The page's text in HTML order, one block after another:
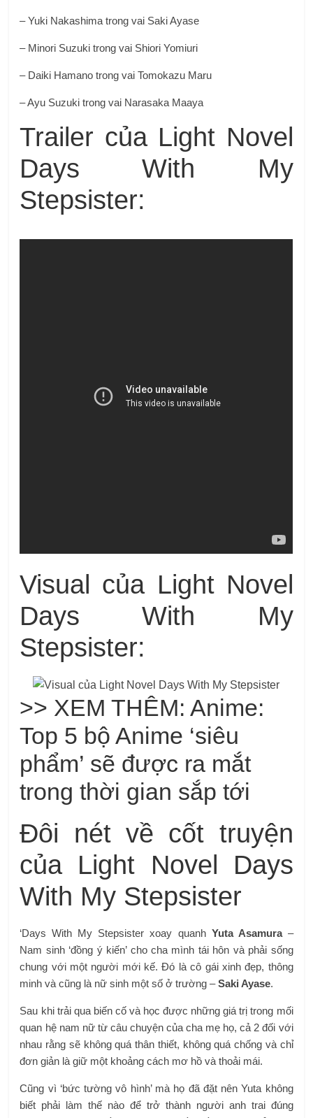
– Yuki Nakashima trong vai Saki Ayase
– Minori Suzuki trong vai Shiori Yomiuri
– Daiki Hamano trong vai Tomokazu Maru
– Ayu Suzuki trong vai Narasaka Maaya
Trailer của Light Novel
Days With My
Stepsister:
Visual của Light Novel
Days With My
Stepsister:
>> XEM THÊM: Anime:
Top 5 bộ Anime ‘siêu
phẩm’ sẽ được ra mắt
trong thời gian sắp tới
Đôi nét về cốt truyện
của Light Novel Days
With My Stepsister
‘Days With My Stepsister xoay quanh Yuta Asamura–
Nam sinh ‘đồng ý kiến’ cho cha mình tái hôn và phải sống
chung với một người mới kế. Đó là cô gái xinh đẹp, thông
minh và cũng là nữ sinh một số ở trường –Saki Ayase.
Sau khi trải qua biến cố và học được những giá trị trong mối
quan hệ nam nữ từ câu chuyện của cha mẹ họ, cả 2 đối với
nhau rằng sẽ không quá thân thiết, không quá chống và chỉ
đơn giản là giữ một khoảng cách mơ hồ và thoải mái.
Cũng vì ‘bức tường vô hình’ mà họ đã đặt nên Yuta không
biết phải làm thế nào để trở thành người anh trai đúng